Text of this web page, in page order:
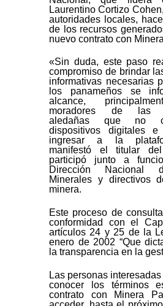
Laurentino Cortizo
autoridades locales,
de los recursos
nuevo contrato con
«Sin duda, este paso
compromiso de brindar
informativas necesarias
los panameños se
alcance,
moradores de las
aledañas que no
dispositivos digitales e
ingresar a la
manifestó el titular
participó junto a
Dirección Nacional
Minerales y directivos
minera.
Este proceso de
conformidad con el
artículos 24 y 25 de la
enero de 2002 “Que
la transparencia en la
Las personas
conocer los términos
contrato con Minera